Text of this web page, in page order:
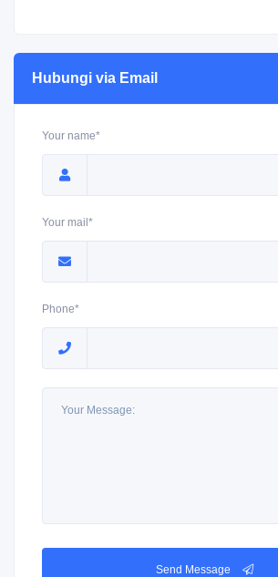
Hubungi via Email
Your name*
Your mail*
Phone*
Send Message